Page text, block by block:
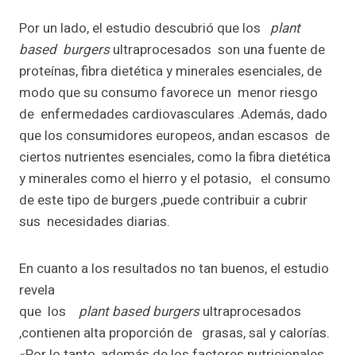
Por un lado, el estudio descubrió que los plant
based burgersultraprocesados son una fuente de
proteínas, fibra dietética y minerales esenciales, de
modo que su consumo favorece un menor riesgo
de enfermedades cardiovasculares .Además, dado
que los consumidores europeos, andan escasos de
ciertos nutrientes esenciales, como la fibra dietética
y minerales como el hierro y el potasio, el consumo
de este tipo de burgers ,puede contribuir a cubrir
sus necesidades diarias.
En cuanto a los resultados no tan buenos, el estudio
revela
que los
plant based burgersultraprocesados
,contienen alta proporción de grasas, sal y calorías.